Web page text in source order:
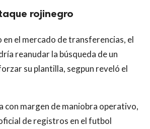
rojinegro
en el mercado de transferencias, el
reanudar la búsqueda de un
su plantilla, segpun reveló el
con margen de maniobra operativo,
de registros en el futbol